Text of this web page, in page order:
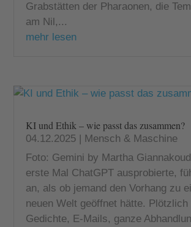
Grabstätten der Pharaonen, die
am Nil,...
mehr lesen
KI und Ethik – wie passt das zusammen?
04.12.2025 | Mensch & Maschine
Foto: Gemini by Martha
erste Mal ChatGPT ausprobierte,
an, als ob jemand den Vorhang zu
neuen Welt geöffnet hätte. Plötzlich
Gedichte, E-Mails, ganze